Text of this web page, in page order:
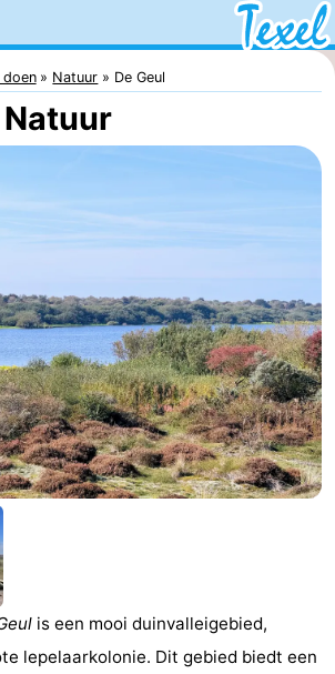
doen Natuur De Geul
is een mooi duinvalleigebied,
lepelaarkolonie. Dit gebied biedt een